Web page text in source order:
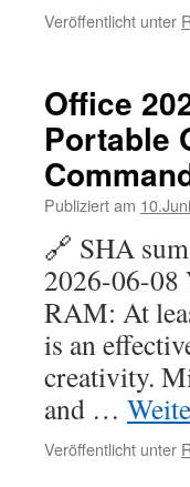
Veröffentlicht unter
Office
Portable
Publiziert am
🔗 SHA
2026-06-08
RAM: At
is an
creativity.
and …
Veröffentlicht unter